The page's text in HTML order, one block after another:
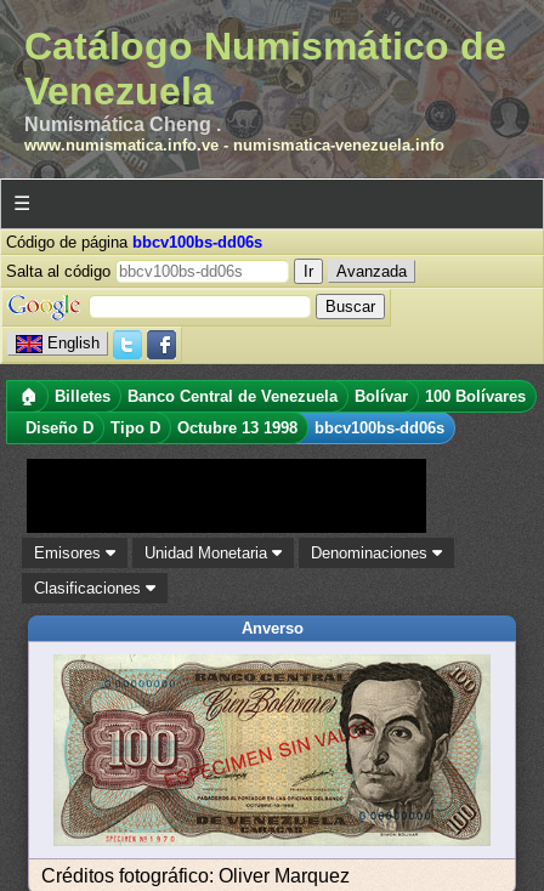
Catálogo Numismático de
Venezuela
Numismática Cheng .
www.numismatica.info.ve- numismatica-venezuela.info
☰
Código de página bbcv100bs-dd06s
Salta al código
Avanzada
English
🏠 Billetes Banco Central de Venezuela Bolívar
100 Bolívares
Diseño D
Tipo D Octubre 13 1998 bbcv100bs-dd06s
Emisores Unidad Monetaria
Denominaciones
Clasificaciones
Anverso
Créditos fotográfico: Oliver Marquez